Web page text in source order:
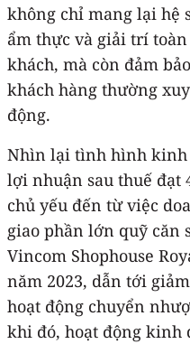
không chỉ mang lại hệ
ẩm thực và giải trí
khách, mà còn đảm
khách hàng thường
động.
Nhìn lại tình hình kinh
lợi nhuận sau thuế đạt
chủ yếu đến từ việc
giao phần lớn quỹ căn
Vincom Shophouse
năm 2023, dẫn tới
hoạt động chuyển
khi đó, hoạt động kinh